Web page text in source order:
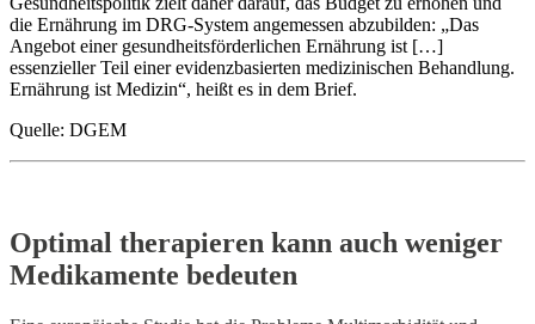
die Ernährung im DRG-System angemessen abzubilden: „Das
Angebot einer gesundheitsförderlichen Ernährung ist […]
essenzieller Teil einer evidenzbasierten medizinischen Behandlung.
Ernährung ist Medizin“, heißt es in dem Brief.
Quelle: DGEM
Optimal therapieren kann auch weniger
Medikamente bedeuten